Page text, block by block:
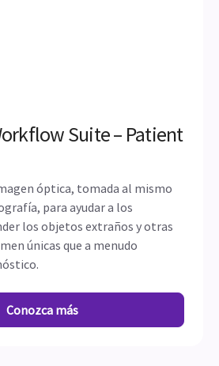
Suite – Patient
óptica, tomada al mismo
para ayudar a los
los objetos extraños y otras
únicas que a menudo
Conozca más